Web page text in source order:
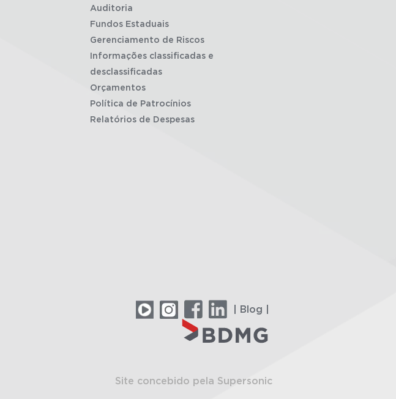
Auditoria
Fundos Estaduais
Gerenciamento de Riscos
Informações classificadas e
desclassificadas
Orçamentos
Política de Patrocínios
Relatórios de Despesas
| Blog |
Site concebido pela Supersonic